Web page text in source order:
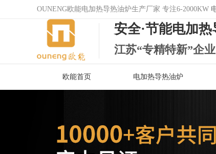
OUNENG欧能电加热导热油炉生产厂家 专注6-2000KW
安全·节能电加
江苏“专精特新”企
欧能首页 电加热导热油炉